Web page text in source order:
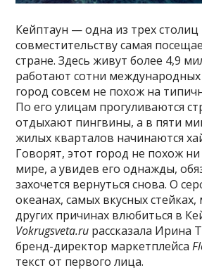
Кейптаун — одна из трех
совместительству самая
стране. Здесь живут более 4,9
работают сотни
город совсем не похож на
По его улицам прогуливаются
отдыхают пингвины, а в пяти
жилых кварталов начинаются
Говорят, этот город не похож
мире, а увидев его однажды,
захочется вернуться снова. О
океанах, самых вкусных
других причинах влюбиться в
Vokrugsveta.ru рассказала Ирина
бренд-директор маркетплейса
текст от первого лица.